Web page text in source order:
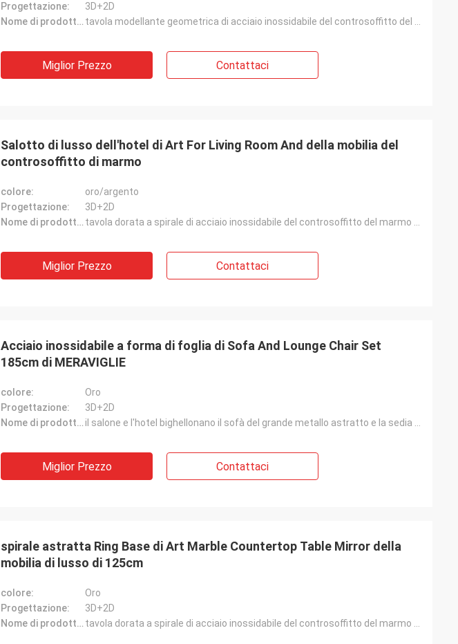
Progettazione:
3D+2D
Nome di prodotto:
Miglior Prezzo Contattaci
Salotto di lusso dell'hotel di Art For Living Room And della mobilia del
controsoffitto di marmo
colore:
oro/argento
Progettazione:
3D+2D
Nome di prodotto:
Miglior Prezzo Contattaci
Acciaio inossidabile a forma di foglia di Sofa And Lounge Chair Set
185cm di MERAVIGLIE
colore:
Oro
Progettazione:
3D+2D
Nome di prodotto:
Miglior Prezzo Contattaci
spirale astratta Ring Base di Art Marble Countertop Table Mirror della
mobilia di lusso di 125cm
colore:
Oro
Progettazione:
3D+2D
Nome di prodotto: